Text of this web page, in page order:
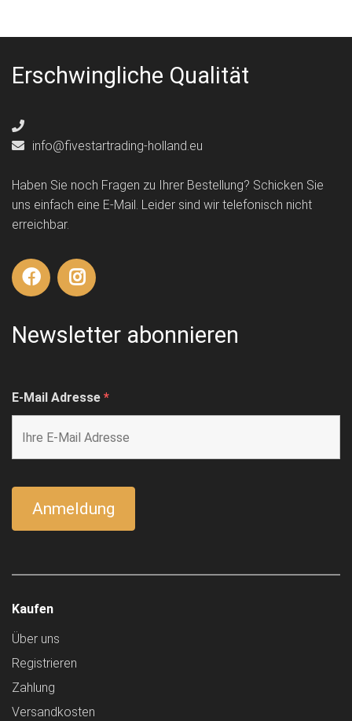
Erschwingliche Qualität
info@fivestartrading-holland.eu
Haben Sie noch Fragen zu Ihrer Bestellung? Schicken Sie
uns einfach eine E-Mail. Leider sind wir telefonisch nicht
erreichbar.
Newsletter abonnieren
E-Mail Adresse *
Kaufen
Über uns
Registrieren
Zahlung
Versandkosten